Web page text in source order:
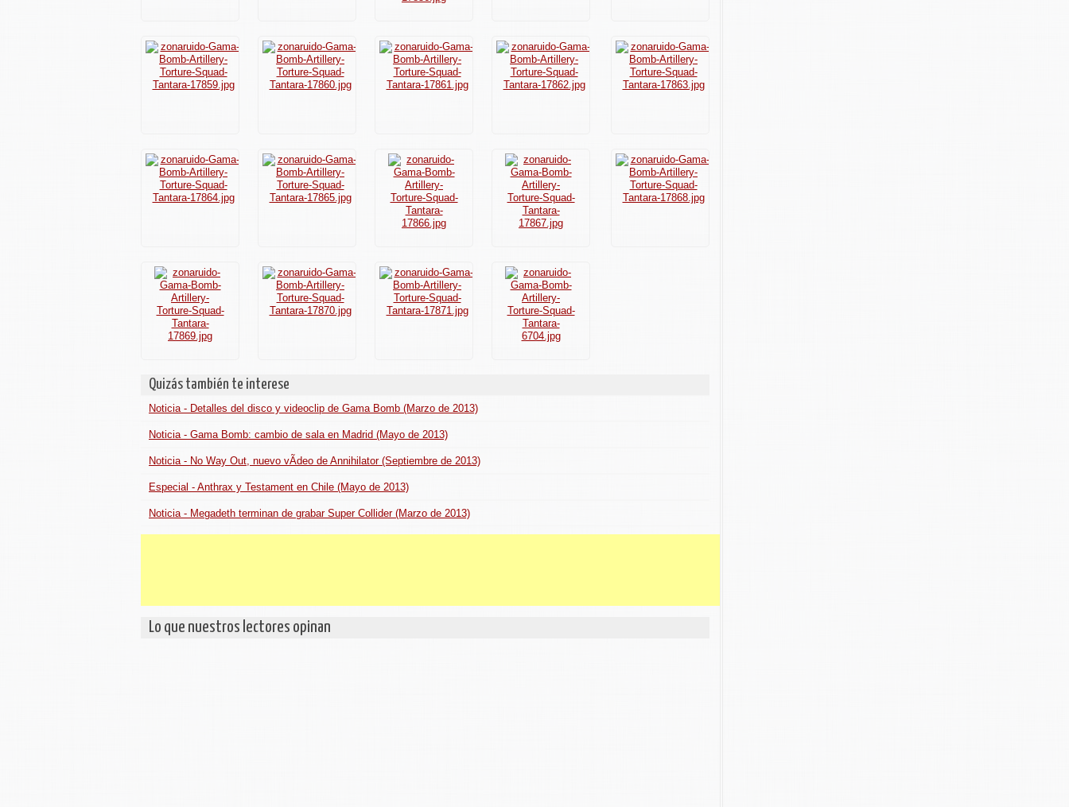
Quizás también te interese
Noticia - Detalles del disco y videoclip de Gama Bomb (Marzo de 2013)
Noticia - Gama Bomb: cambio de sala en Madrid (Mayo de 2013)
Noticia - No Way Out, nuevo vÃ­deo de Annihilator (Septiembre de 2013)
Especial - Anthrax y Testament en Chile (Mayo de 2013)
Noticia - Megadeth terminan de grabar Super Collider (Marzo de 2013)
Lo que nuestros lectores opinan